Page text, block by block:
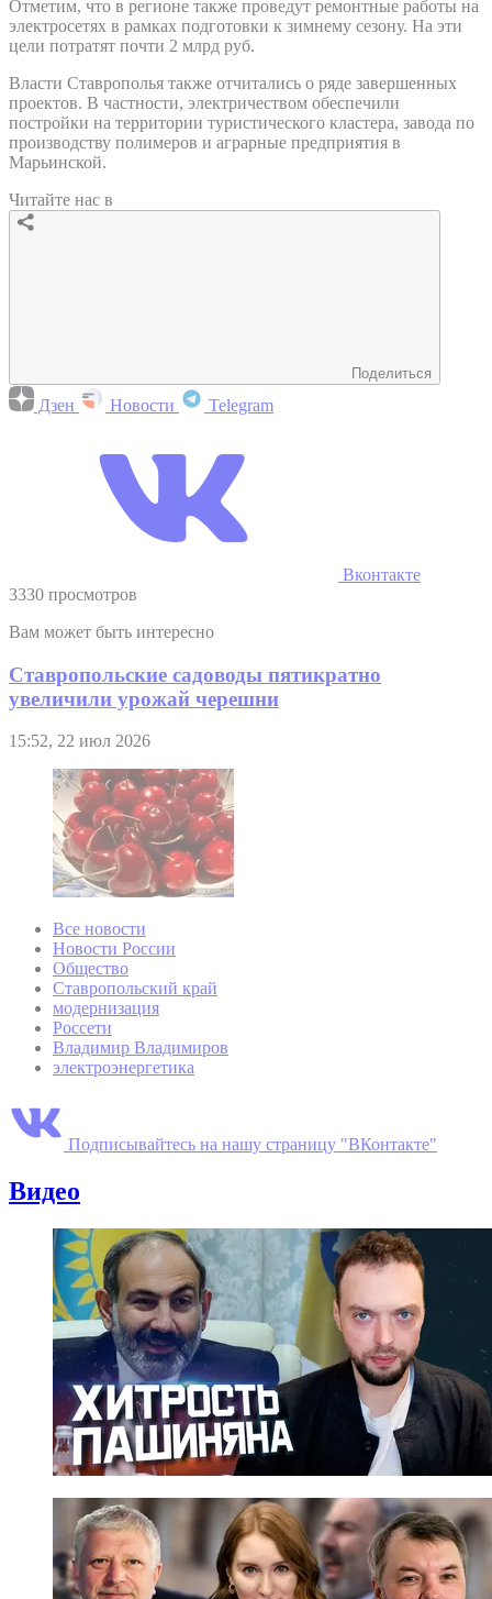
Отметим, что в регионе также проведут ремонтные работы на
электросетях в рамках подготовки к зимнему сезону. На эти
цели потратят почти 2 млрд руб.
Власти Ставрополья также отчитались о ряде завершенных
проектов. В частности, электричеством обеспечили
постройки на территории туристического кластера, завода по
производству полимеров и аграрные предприятия в
Марьинской.
Читайте нас в
Поделиться
Дзен Новости Telegram
Вконтакте
3330 просмотров
Вам может быть интересно
Ставропольские садоводы пятикратно
увеличили урожай черешни
15:52, 22 июл 2026
Все новости
Новости России
Общество
Ставропольский край
модернизация
Россети
Владимир Владимиров
электроэнергетика
Подписывайтесь на нашу страницу "ВКонтакте"
Видео